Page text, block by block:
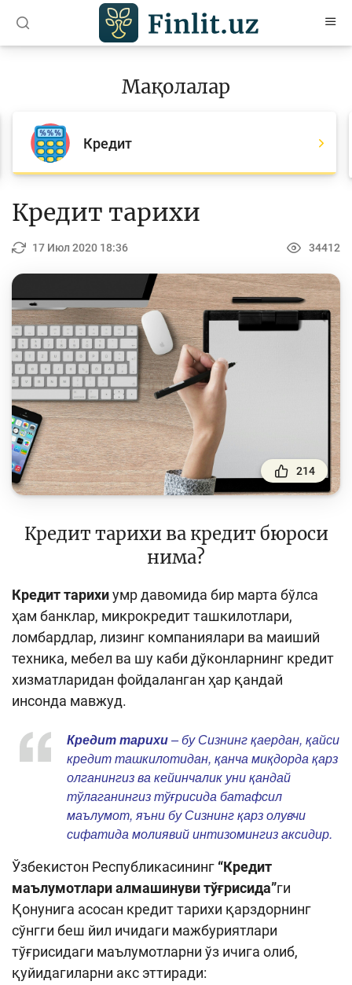
Барча мақолалар
Банк агентлари учун
Бюджет
Тўлов ва ўтказмалар
Молия бозори
Пул-кредит сиёсати ва унинг элементлари
Молиявий хавфсизлик
Банк хизматлари истеъмолчилари
ҳуқуқлари
Лойиҳалар
Интерактив хизматлар
Фотогалерея
Лойиҳа ҳақида
Кенгайтирилган қидирув
Сайт харитаси
Мақолалар
Кредит
Кредит тарихи
17 Июл 2020 18:36 34412
214
Кредит тарихи ва кредит бюроси
нима?
Кредит тарихиумр давомида бир марта бўлса
ҳам банклар, микрокредит ташкилотлари,
ломбардлар, лизинг компаниялари ва маиший
техника, мебел ва шу каби дўконларнинг кредит
хизматларидан фойдаланган ҳар қандай
инсонда мавжуд.
Кредит тарихи– бу Сизнинг қаердан, қайси
кредит ташкилотидан, қанча миқдорда қарз
олганингиз ва кейинчалик уни қандай
тўлаганингиз тўғрисида батафсил
маълумот, яъни бу Сизнинг қарз олувчи
сифатида молиявий интизомингиз аксидир.
Ўзбекистон Республикасининг “Кредит
маълумотлари алмашинуви тўғрисида”ги
Қонунига асосан кредит тарихи қарздорнинг
сўнгги беш йил ичидаги мажбуриятлари
тўғрисидаги маълумотларни ўз ичига олиб,
қуйидагиларни акс эттиради: